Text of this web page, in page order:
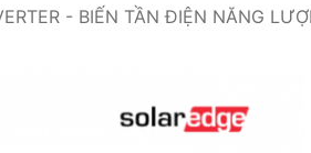
- BIẾN TẦN ĐIỆN NĂNG